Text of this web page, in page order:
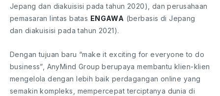
Jepang dan diakuisisi pada tahun 2020), dan perusahaan
pemasaran lintas batas ENGAWA (berbasis di Jepang
dan diakuisisi pada tahun 2021).
Dengan tujuan baru “make it exciting for everyone to do
business”, AnyMind Group berupaya membantu klien-klien
mengelola dengan lebih baik perdagangan online yang
semakin kompleks, mempercepat terciptanya dunia di